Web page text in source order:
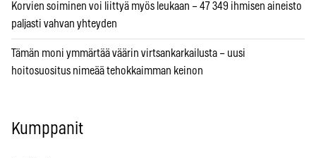
Korvien soiminen voi liittyä myös leukaan – 47 349 ihmisen aineisto
paljasti vahvan yhteyden
Tämän moni ymmärtää väärin virtsankarkailusta – uusi
hoitosuositus nimeää tehokkaimman keinon
Kumppanit